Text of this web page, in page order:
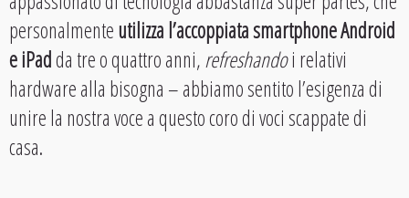
personalmenteutilizza l’accoppiata smartphone Android
e iPadda tre o quattro anni,refreshandoi relativi
hardware alla bisogna – abbiamo sentito l’esigenza di
unire la nostra voce a questo coro di voci scappate di
casa.